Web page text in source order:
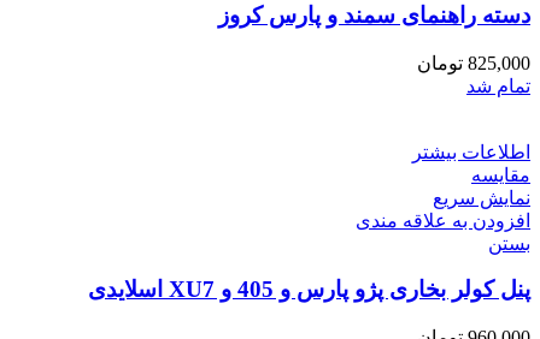
دسته راهنمای سمند و پارس کروز
825,000 تومان
تمام شد
اطلاعات بیشتر
مقایسه
نمایش سریع
افزودن به علاقه مندی
بستن
پنل کولر بخاری پژو پارس و 405 و XU7 اسلایدی